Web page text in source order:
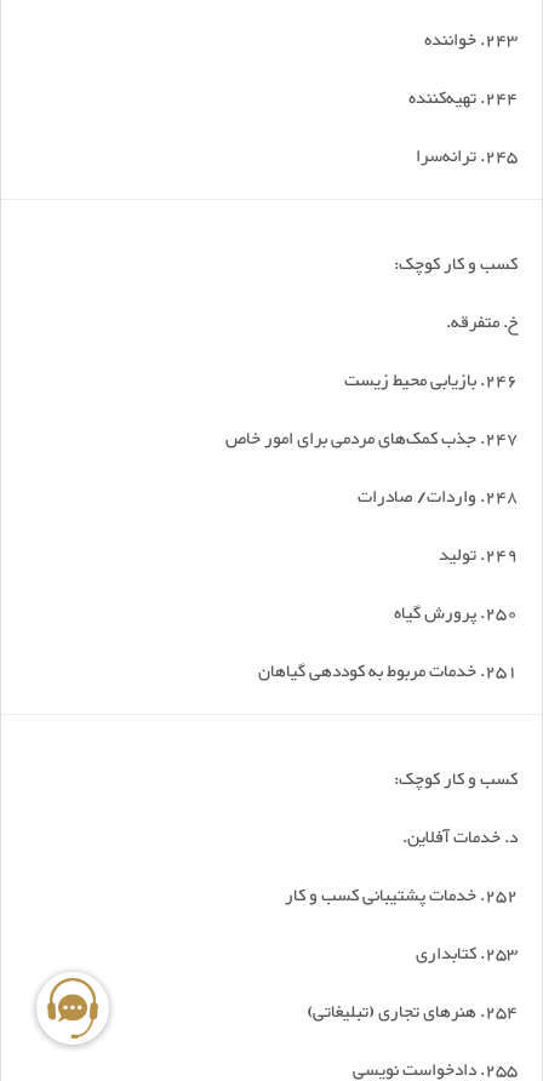
243. خواننده
244. تهیه‌کننده
245. ترانه‌سرا
کسب و کار کوچک:
خ. متفرقه.
246. بازیابی محیط زیست
247. جذب کمک‌های مردمی برای امور خاص
248. واردات/ صادرات
249. تولید
250. پرورش گیاه
251. خدمات مربوط به کوددهی گیاهان
کسب و کار کوچک:
د. خدمات آفلاین.
252. خدمات پشتیبانی کسب و کار
253. کتابداری
254. هنرهای تجاری (تبلیغاتی)
255. دادخواست نویسی